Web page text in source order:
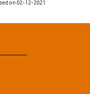
on 02-12-2021